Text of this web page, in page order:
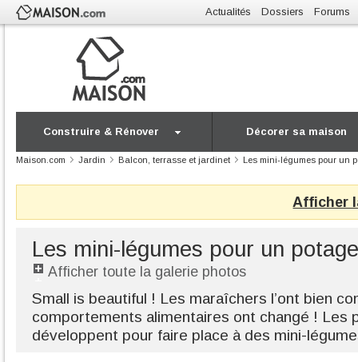
Actualités Dossiers Forums
Construire & Rénover Décorer sa maison
Maison.com Jardin Balcon, terrasse et jardinet Les mini-légumes pour un
Afficher
Les mini-légumes pour un
Afficher toute la galerie photos
Small is beautiful ! Les maraîchers l’ont bien
comportements alimentaires ont changé ! Les
développent pour faire place à des mini-